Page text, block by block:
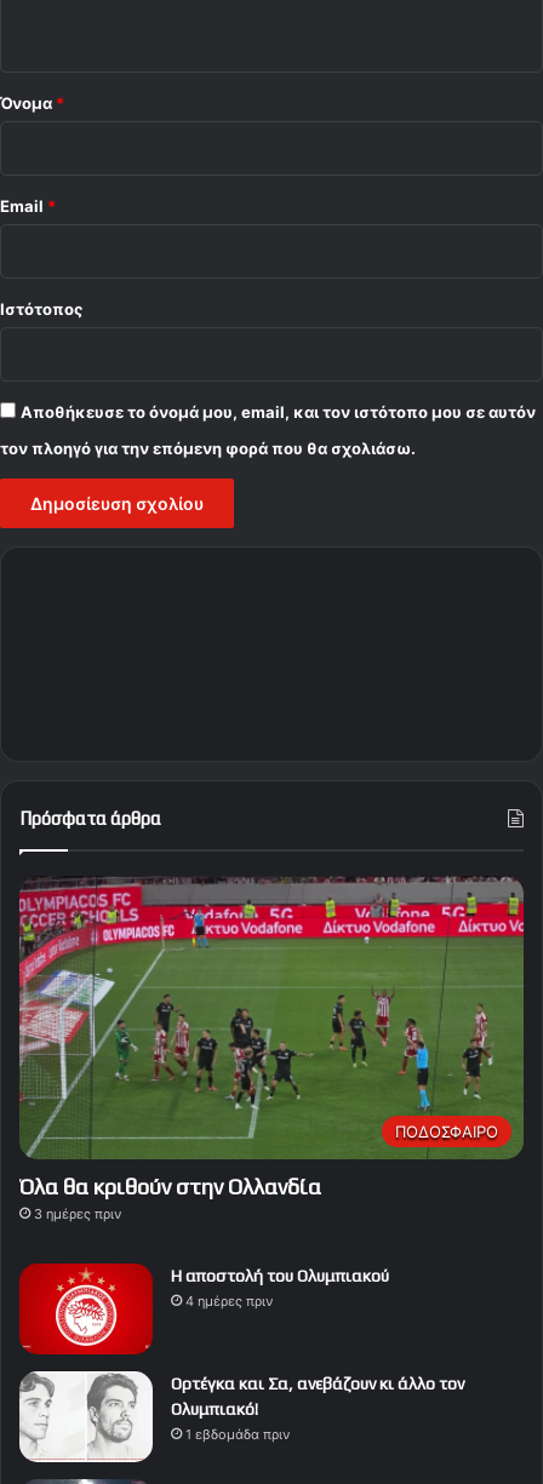
Όνομα *
Email *
Ιστότοπος
Αποθήκευσε το όνομά μου, email, και τον ιστότοπο μου σε αυτόν
τον πλοηγό για την επόμενη φορά που θα σχολιάσω.
Πρόσφατα άρθρα
ΠΟΔΟΣΦΑΙΡΟ
Όλα θα κριθούν στην Ολλανδία
3 ημέρες πριν
Η αποστολή του Ολυμπιακού
4 ημέρες πριν
Ορτέγκα και Σα, ανεβάζουν κι άλλο τον
Ολυμπιακό!
1 εβδομάδα πριν